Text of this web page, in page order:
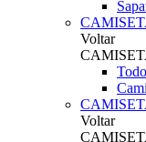
Voltar
Voltar